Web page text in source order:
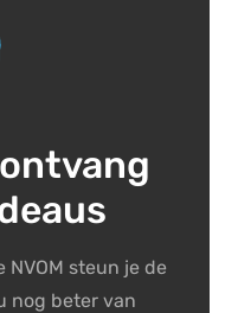
NVOM steun je de
nog beter van